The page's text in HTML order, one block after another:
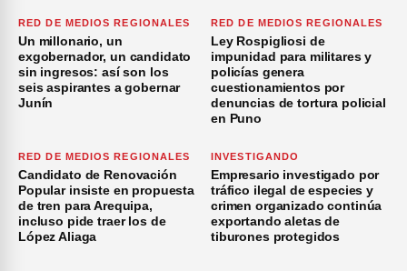
RED DE MEDIOS REGIONALES
Un millonario, un
exgobernador, un candidato
sin ingresos: así son los
seis aspirantes a gobernar
Junín
RED DE MEDIOS REGIONALES
Ley Rospigliosi de
impunidad para militares y
policías genera
cuestionamientos por
denuncias de tortura policial
en Puno
RED DE MEDIOS REGIONALES
Candidato de Renovación
Popular insiste en propuesta
de tren para Arequipa,
incluso pide traer los de
López Aliaga
INVESTIGANDO
Empresario investigado por
tráfico ilegal de especies y
crimen organizado continúa
exportando aletas de
tiburones protegidos